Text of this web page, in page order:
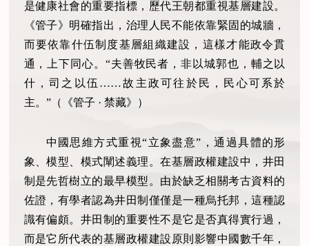
是健康社會的重要指標，歷代王朝都重視基層建設。
《管子》明確指出，治理人民不能依靠緊固的城牆，
而要依靠什伍制度基層組織建設，這樣才能政令貫
通，上下同心。 “夫善牧民者，非以城郭也，輔之以
什，司之以伍……故主政可往於民，民心可系於
主。”（《管子 · 禁藏》）
中國思維方式重視“立象盡意”，通過具體的形
象、模型、模式闡述義理。在基層政權建設中，井田
制是先哲樹立的最早模型。由於缺乏相關考古資料的
佐證，有學者認為井田制僅僅是一種烏托邦，這種認
識有偏頗。井田制的重要性不是它是否真得實行過，
而是它所代表的基層政權建設原則影響中國數千年，